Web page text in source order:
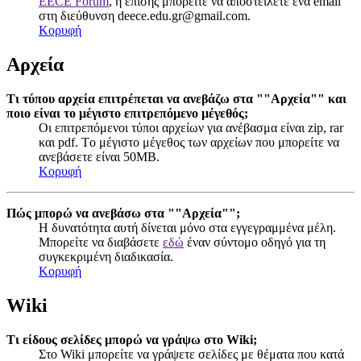
στη διεύθυνση deece.edu.gr@gmail.com.
Κορυφή
Αρχεία
Τι τύπου αρχεία επιτρέπεται να ανεβάζω στα ""Αρχεία"" και
ποιο είναι το μέγιστο επιτρεπόμενο μέγεθός;
Οι επιτρεπόμενοι τύποι αρχείων για ανέβασμα είναι zip, rar
και pdf. Tο μέγιστο μέγεθος των αρχείων που μπορείτε να
ανεβάσετε είναι 50MB.
Κορυφή
Πώς μπορώ να ανεβάσω στα ""Αρχεία"";
Η δυνατότητα αυτή δίνεται μόνο στα εγγεγραμμένα μέλη.
Μπορείτε να διαβάσετε εδώ έναν σύντομο οδηγό για τη
συγκεκριμένη διαδικασία.
Κορυφή
Wiki
Τι είδους σελίδες μπορώ να γράψω στο Wiki;
Στο Wiki μπορείτε να γράψετε σελίδες με θέματα που κατά